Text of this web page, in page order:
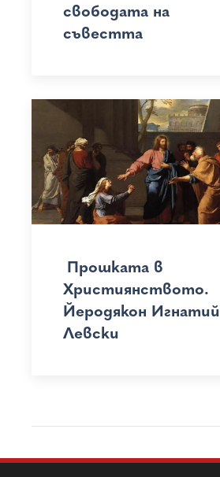
свободата на
съвестта
Прошката в
Християнството.
Йеродякон Игнатий
Левски